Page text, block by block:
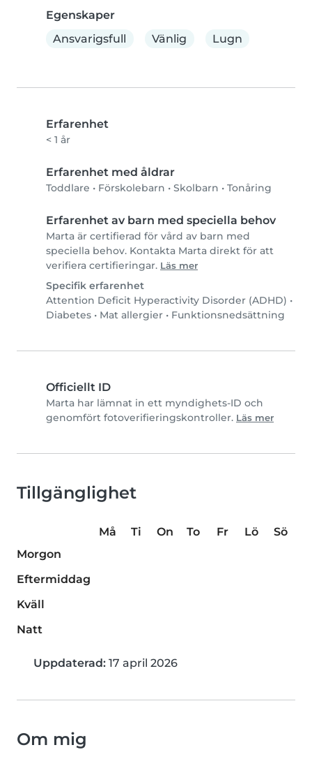
Egenskaper
Ansvarigsfull
Vänlig Lugn
Erfarenhet
< 1 år
Erfarenhet med åldrar
Toddlare • Förskolebarn • Skolbarn • Tonåring
Erfarenhet av barn med speciella behov
Marta är certifierad för vård av barn med
speciella behov. Kontakta Marta direkt för att
verifiera certifieringar. Läs mer
Specifik erfarenhet
Attention Deficit Hyperactivity Disorder (ADHD) •
Diabetes • Mat allergier • Funktionsnedsättning
Officiellt ID
Marta har lämnat in ett myndighets-ID och
genomfört fotoverifieringskontroller. Läs mer
Tillgänglighet
Må Ti On To Fr Lö
Sö
Morgon
Eftermiddag
Kväll
Natt
Uppdaterad: 17 april 2026
Om mig